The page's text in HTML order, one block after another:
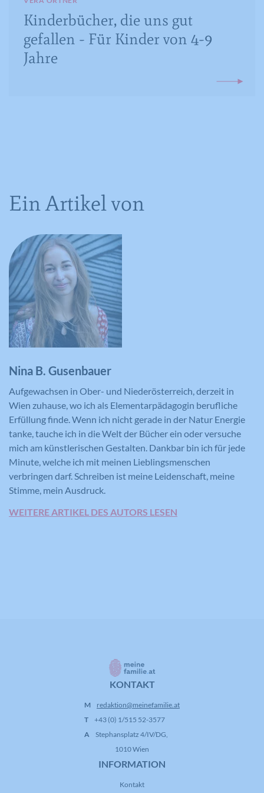
Kinderbücher, die uns gut
gefallen - Für Kinder von 4-9
Jahre
Ein Artikel von
Nina B. Gusenbauer
Aufgewachsen in Ober- und Niederösterreich, derzeit in
Wien zuhause, wo ich als Elementarpädagogin berufliche
Erfüllung finde. Wenn ich nicht gerade in der Natur Energie
tanke, tauche ich in die Welt der Bücher ein oder versuche
mich am künstlerischen Gestalten. Dankbar bin ich für jede
Minute, welche ich mit meinen Lieblingsmenschen
verbringen darf. Schreiben ist meine Leidenschaft, meine
Stimme, mein Ausdruck.
WEITERE ARTIKEL DES AUTORS LESEN
KONTAKT
M
redaktion@meinefamilie.at
T
+43 (0) 1/515 52-3577
A
Stephansplatz 4/IV/DG,
1010 Wien
INFORMATION
Kontakt
Name